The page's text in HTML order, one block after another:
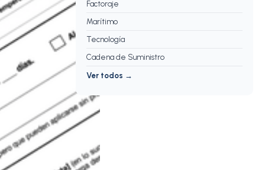
Factoraje
Marítimo
Tecnología
Cadena de Suministro
Ver todos →